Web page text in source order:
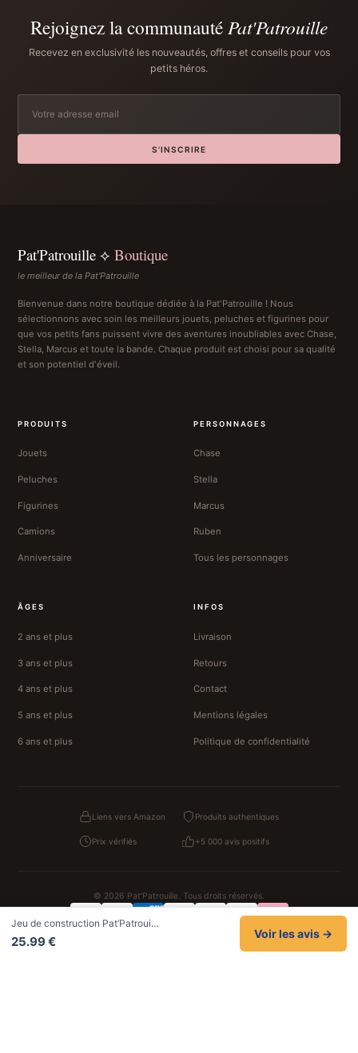
Rejoignez la communauté Pat'Patrouille
Recevez en exclusivité les nouveautés, offres et conseils pour vos
petits héros.
S'INSCRIRE
Pat'Patrouille ⟡ Boutique
le meilleur de la Pat'Patrouille
Bienvenue dans notre boutique dédiée à la Pat'Patrouille ! Nous
sélectionnons avec soin les meilleurs jouets, peluches et figurines pour
que vos petits fans puissent vivre des aventures inoubliables avec Chase,
Stella, Marcus et toute la bande. Chaque produit est choisi pour sa qualité
et son potentiel d'éveil.
PRODUITS
Jouets
Peluches
Figurines
Camions
Anniversaire
PERSONNAGES
Chase
Stella
Marcus
Ruben
Tous les personnages
ÂGES
2 ans et plus
3 ans et plus
4 ans et plus
5 ans et plus
6 ans et plus
INFOS
Livraison
Retours
Contact
Mentions légales
Politique de confidentialité
Liens vers Amazon Produits authentiques
Prix vérifiés +5 000 avis positifs
© 2026 Pat'Patrouille. Tous droits réservés.
ConfidentialitéCGV Mentions légales
Jeu de construction Pat’Patroui…
25.99 €
Voir les avis →